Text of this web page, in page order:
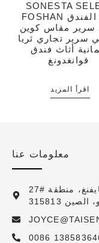
SONESTA
FOSHAN أثاث الفندق
سرير مقاس كوين
سرير تجاري ثريا
أثاث فندق
اقرأ المزيد
معلومات عنا
27# طريق تشيانغفنغ، مدينة بايفنغ، منطقة
315813
0086